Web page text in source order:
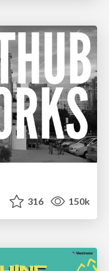
316 150k